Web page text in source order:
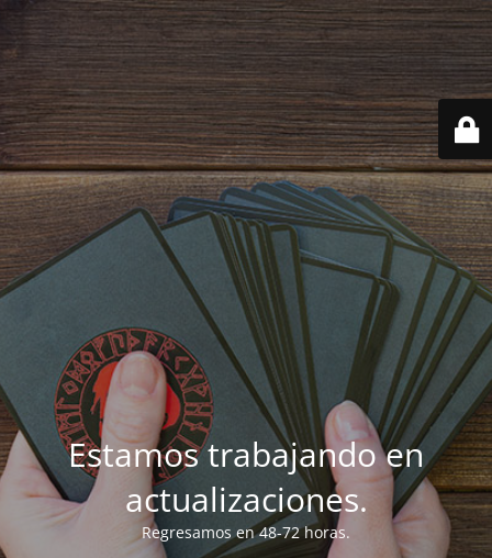
Estamos trabajando en
actualizaciones.
Regresamos en 48-72 horas.